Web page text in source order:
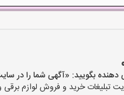
بگویید: «آگهی شما را در سایت «نت
خرید و فروش لوازم برقی